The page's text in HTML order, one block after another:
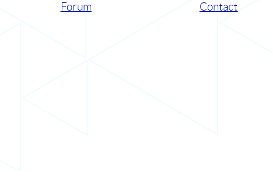
Forum Contact